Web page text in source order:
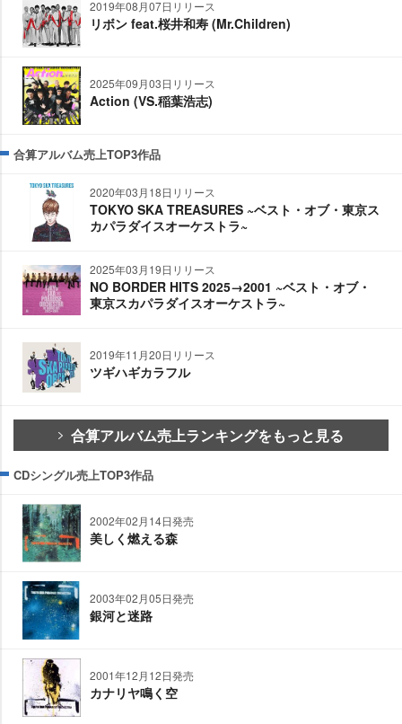
2019年08月07日リリース
リボン feat.桜井和寿 (Mr.Children)
2025年09月03日リリース
Action (VS.稲葉浩志)
合算アルバム売上TOP3作品
2020年03月18日リリース
TOKYO SKA TREASURES ~ベスト・オブ・東京ス
カパラダイスオーケストラ~
2025年03月19日リリース
NO BORDER HITS 2025→2001 ~ベスト・オブ・
東京スカパラダイスオーケストラ~
2019年11月20日リリース
ツギハギカラフル
合算アルバム売上ランキングをもっと見る
CDシングル売上TOP3作品
2002年02月14日発売
美しく燃える森
2003年02月05日発売
銀河と迷路
2001年12月12日発売
カナリヤ鳴く空